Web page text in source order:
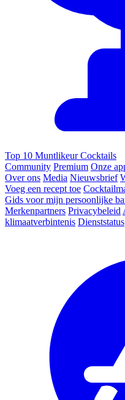
Top 10 Muntlikeur Cocktails
Community Premium Onze
Over ons Media Nieuwsbrief
Voeg een recept toe
Gids voor mijn persoonlijke
Merkenpartners Privacybeleid
klimaatverbintenis Dienststatus